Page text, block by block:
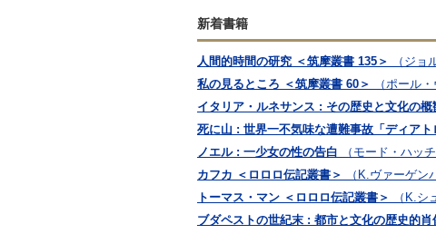
新着書籍
人間的時間の研究 ＜筑摩叢書 135＞ （ジョ
私の見るところ ＜筑摩叢書 60＞
（ポール
イタリア・ルネサンス : その歴史と文化の概
死に山 : 世界一不気味な遭難事故「ディア
ノエル : 一少女の性の告白
（モード・ハッ
カフカ ＜ロロロ伝記叢書＞
（K.ヴァーゲン
トーマス・マン ＜ロロロ伝記叢書＞
（K.シ
ブダペストの世紀末 : 都市と文化の歴史的肖